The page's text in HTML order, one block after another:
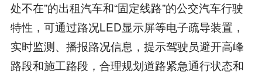
处不在”的出租汽车和“固定线路”的公交汽车行驶
特性，可通过路况LED显示屏等电子疏导装置，
实时监测、播报路况信息，提示驾驶员避开高峰
路段和施工路段，合理规划道路紧急通行状态和